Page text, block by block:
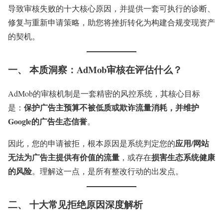
导致审核失败的十大核心原因，并提供一套可执行的诊断、
修复与重新申请策略，助您将挫折转化为构建合规变现资产
的契机。
一、 本质洞察：AdMob审核在评估什么？
AdMob的审核机制是一套精密的风控系统，其核心目标
是： 保护广告主预算不被低质或欺诈流量消耗，并维护
Google的广告生态信誉。
因此，您的申请被拒，根本原因是系统判定您的应用/网站
无法为广告主提供有价值的流量 ，或存在损害生态系统健康
的风险。理解这一点，是所有整改行动的出发点。
二、 十大常见拒绝原因深度解析